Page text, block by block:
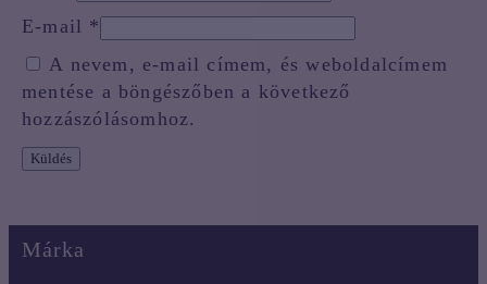
E-mail *
A nevem, e-mail címem, és weboldalcímem
mentése a böngészőben a következő
hozzászólásomhoz.
Márka